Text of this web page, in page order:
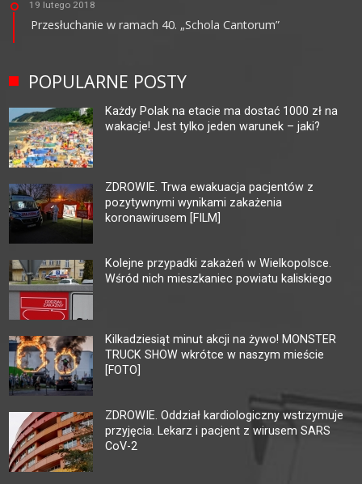
19 lutego 2018
Przesłuchanie w ramach 40. „Schola Cantorum”
POPULARNE POSTY
Każdy Polak na etacie ma dostać 1000 zł na
wakacje! Jest tylko jeden warunek – jaki?
ZDROWIE. Trwa ewakuacja pacjentów z
pozytywnymi wynikami zakażenia
koronawirusem [FILM]
Kolejne przypadki zakażeń w Wielkopolsce.
Wśród nich mieszkaniec powiatu kaliskiego
Kilkadziesiąt minut akcji na żywo! MONSTER
TRUCK SHOW wkrótce w naszym mieście
[FOTO]
ZDROWIE. Oddział kardiologiczny wstrzymuje
przyjęcia. Lekarz i pacjent z wirusem SARS
CoV-2